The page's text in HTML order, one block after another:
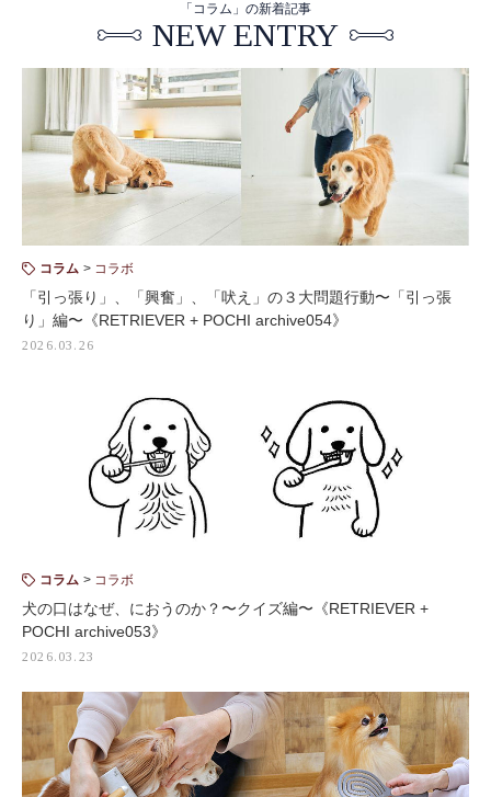
「コラム」の新着記事
NEW ENTRY
コラム コラボ
「引っ張り」、「興奮」、「吠え」の３大問題行動〜「引っ張
り」編〜《RETRIEVER + POCHI archive054》
2026.03.26
コラム コラボ
犬の口はなぜ、におうのか？〜クイズ編〜《RETRIEVER +
POCHI archive053》
2026.03.23